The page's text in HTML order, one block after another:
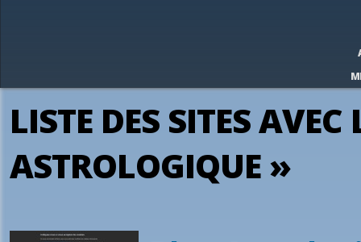
LISTE DES SITES
ASTROLOGIQUE »